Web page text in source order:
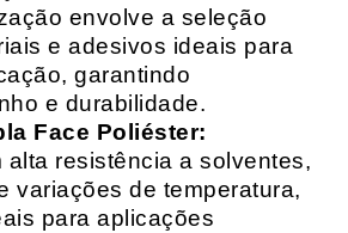
envolve a seleção
e adesivos ideais para
garantindo
e durabilidade.
Face Poliéster:
alta resistência a solventes,
variações de temperatura,
para aplicações